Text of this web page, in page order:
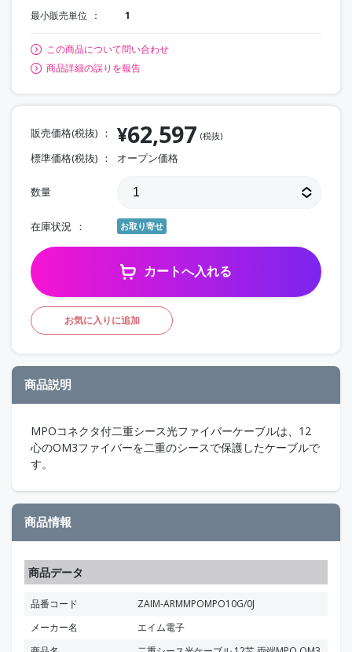
最小販売単位 1
この商品について問い合わせ
商品詳細の誤りを報告
販売価格(税抜) ¥62,597 (税抜)
標準価格(税抜) オープン価格
数量
在庫状況 お取り寄せ
カートへ入れる
お気に入りに追加
商品説明
MPOコネクタ付二重シース光ファイバーケーブルは、12
心のOM3ファイバーを二重のシースで保護したケーブルで
す。
商品情報
商品データ
品番コード
ZAIM-ARMMPOMPO10G/0J
メーカー名
エイム電子